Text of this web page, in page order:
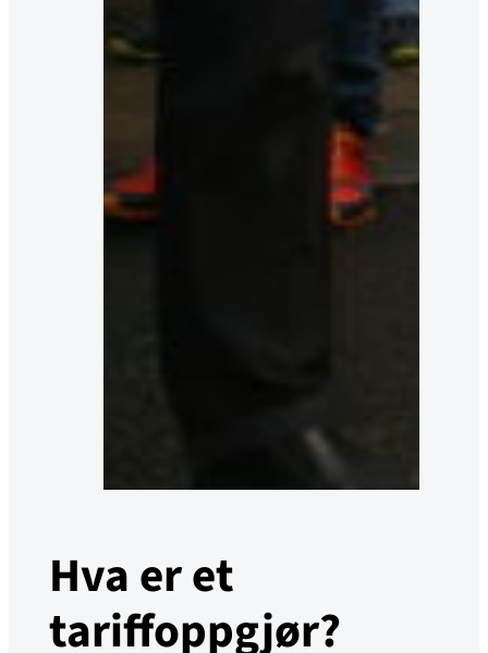
Hva er et
tariffoppgjør?